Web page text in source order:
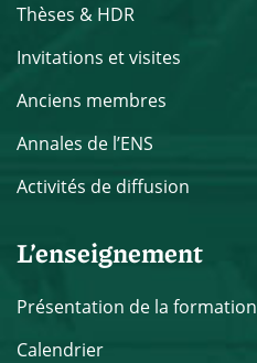
Thèses & HDR
Invitations et visites
Anciens membres
Annales de l’ENS
Activités de diffusion
L’enseignement
Présentation de la formation
Calendrier